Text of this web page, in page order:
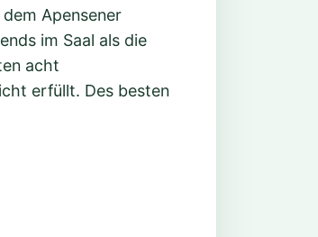
Apensener
im Saal als die
acht
erfüllt. Des besten